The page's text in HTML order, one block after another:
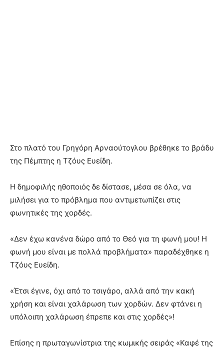
Στο πλατό του Γρηγόρη Αρναούτογλου βρέθηκε το βράδυ
της Πέμπτης η Τζόυς Ευείδη.
Η δημοφιλής ηθοποιός δε δίστασε, μέσα σε όλα, να
μιλήσει για το πρόβλημα που αντιμετωπίζει στις
φωνητικές της χορδές.
«Δεν έχω κανένα δώρο από το Θεό για τη φωνή μου! Η
φωνή μου είναι με πολλά προβλήματα» παραδέχθηκε η
Τζόυς Ευείδη.
«Έτσι έγινε, όχι από το τσιγάρο, αλλά από την κακή
χρήση και είναι χαλάρωση των χορδών. Δεν φτάνει η
υπόλοιπη χαλάρωση έπρεπε και στις χορδές»!
Επίσης η πρωταγωνίστρια της κωμικής σειράς «Καφέ της